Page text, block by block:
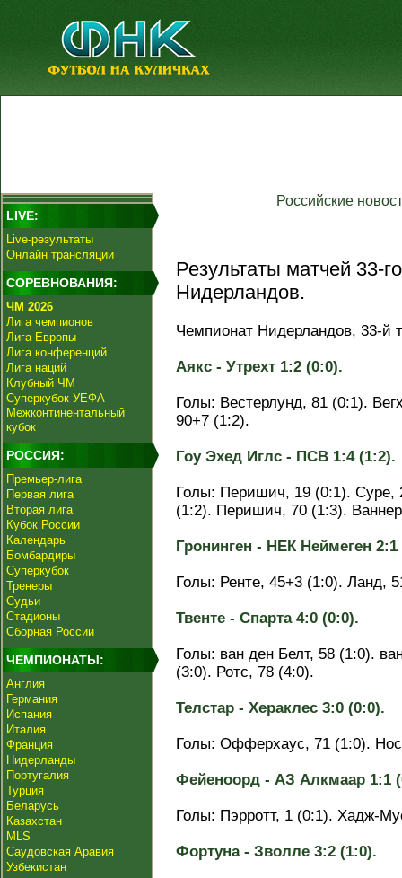
LIVE:
Live-результаты
Онлайн трансляции
СОРЕВНОВАНИЯ:
ЧМ 2026
Лига чемпионов
Лига Европы
Лига конференций
Лига наций
Клубный ЧМ
Суперкубок УЕФА
Межконтинентальный
кубок
РОССИЯ:
Премьер-лига
Первая лига
Вторая лига
Кубок России
Календарь
Бомбардиры
Суперкубок
Тренеры
Судьи
Стадионы
Сборная России
ЧЕМПИОНАТЫ:
Англия
Германия
Испания
Италия
Франция
Нидерланды
Португалия
Турция
Беларусь
Казахстан
MLS
Саудовская Аравия
Узбекистан
Российские
Результаты матчей 33-
Нидерландов.
Чемпионат Нидерландов, 33-й
Аякс - Утрехт 1:2 (0:0).
Голы: Вестерлунд, 81 (0:1).
90+7 (1:2).
Гоу Эхед Иглс - ПСВ 1:4 (1:2).
Голы: Перишич, 19 (0:1). Суре,
(1:2). Перишич, 70 (1:3).
Гронинген - НЕК Неймеген 2:1
Голы: Ренте, 45+3 (1:0). Ланд,
Твенте - Спарта 4:0 (0:0).
Голы: ван ден Белт, 58 (1:0).
(3:0). Ротс, 78 (4:0).
Телстар - Хераклес 3:0 (0:0).
Голы: Офферхаус, 71 (1:0).
Фейеноорд - АЗ Алкмаар 1:1
Голы: Пэрротт, 1 (0:1). Хадж-
Фортуна - Зволле 3:2 (1:0).